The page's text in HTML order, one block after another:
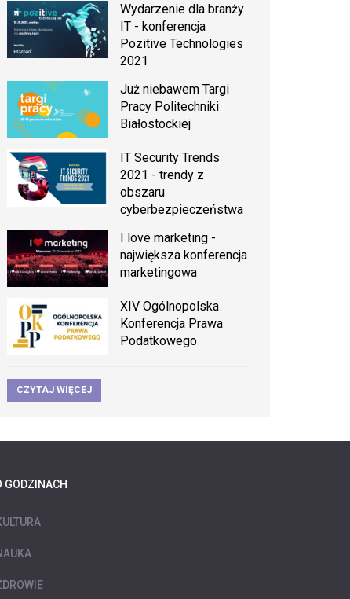
Wydarzenie dla branży
IT - konferencja
Pozitive Technologies
2021
Już niebawem Targi
Pracy Politechniki
Białostockiej
IT Security Trends
2021 - trendy z
obszaru
cyberbezpieczeństwa
I love marketing -
największa konferencja
marketingowa
XIV Ogólnopolska
Konferencja Prawa
Podatkowego
CZYTAJ WIĘCEJ
GODZINACH